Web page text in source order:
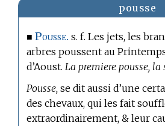
pousse
■Pousse. s. f. Les jets, les
arbres poussent au
d’Aoust. La premiere pousse, la
Pousse, se dit aussi d’une
des chevaux, qui les fait
extraordinairement, & leur